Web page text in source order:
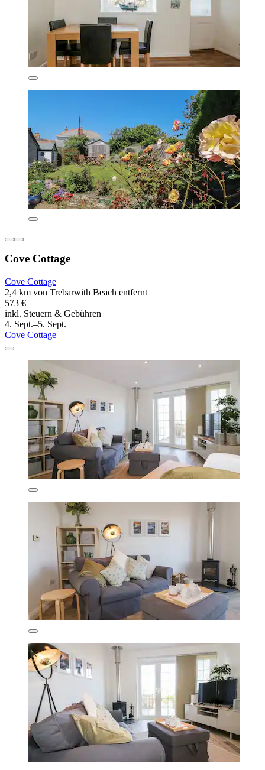
Cove Cottage
Cove Cottage
2,4 km von Trebarwith Beach entfernt
573 €
inkl. Steuern & Gebühren
4. Sept.–5. Sept.
Cove Cottage